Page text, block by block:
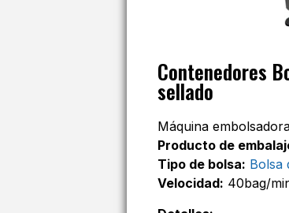
Contenedores
sellado
Máquina
Producto de
Tipo de bolsa: Bolsa
Velocidad: 40bag/